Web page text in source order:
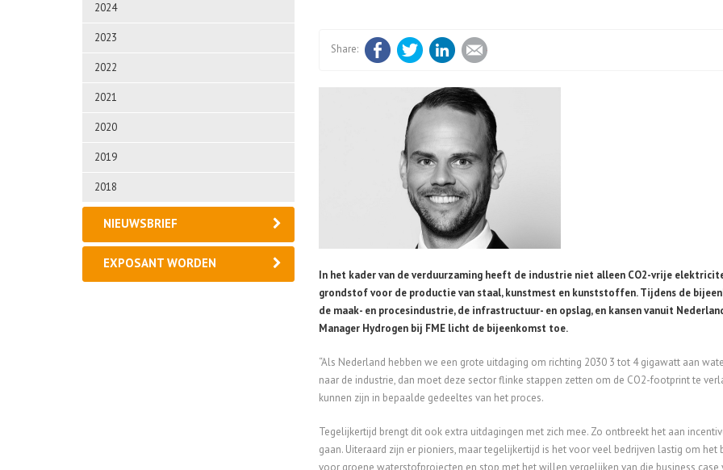
2024
2023
2022
2021
2020
2019
2018
NIEUWSBRIEF
EXPOSANT WORDEN
FacebookTwitterLinkedInE-mail
In het kader van de verduurzaming heeft de industrie niet alleen CO2-vrije
grondstof voor de productie van staal, kunstmest en kunststoffen. Tijdens de
de maak- en procesindustrie, de infrastructuur- en opslag, en kansen vanuit
Manager Hydrogen bij FME licht de bijeenkomst toe.
“Als Nederland hebben we een grote uitdaging om richting 2030 3 tot 4 gigawatt aan
naar de industrie, dan moet deze sector flinke stappen zetten om de CO2-footprint te
kunnen zijn in bepaalde gedeeltes van het proces.
Tegelijkertijd brengt dit ook extra uitdagingen met zich mee. Zo ontbreekt het aan
gaan. Uiteraard zijn er pioniers, maar tegelijkertijd is het voor veel bedrijven lastig om
voor groene waterstofprojecten en stop met het willen vergelijken van die business